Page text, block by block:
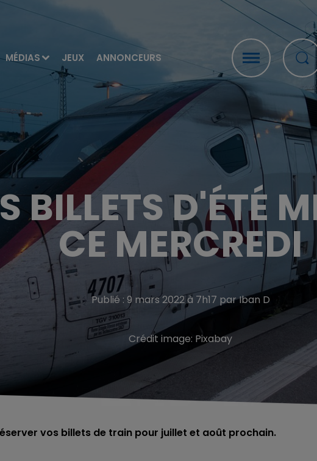
MÉDIAS JEUX ANNONCEURS
BILLETS D'ÉTÉ
CE MERCREDI
Publié : 9 mars 2022 à 7h17 par Iban D
Crédit image: Pixabay
vos billets de train pour juillet et août prochain.